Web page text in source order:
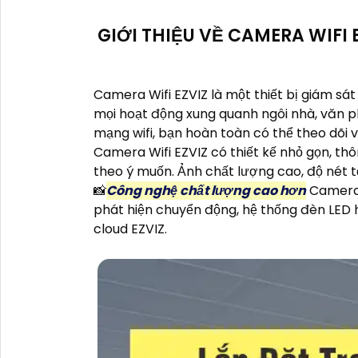
GIỚI THIỆU VỀ CAMERA WIFI
Camera Wifi EZVIZ là một thiết bị giám
mọi hoạt động xung quanh ngôi nhà, văn
mạng wifi, bạn hoàn toàn có thể theo dõi
Camera Wifi EZVIZ có thiết kế nhỏ gọn,
theo ý muốn. Ảnh chất lượng cao, độ nét
📸Công nghệ chất lượng cao hơn
phát hiện chuyển động, hệ thống đèn
cloud EZVIZ.